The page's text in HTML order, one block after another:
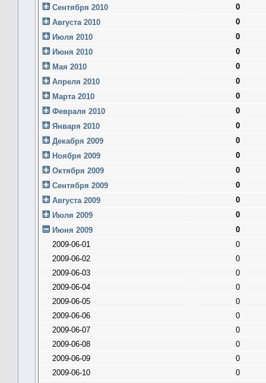
Сентября 2010
0
Августа 2010
0
Июля 2010
0
Июня 2010
0
Мая 2010
0
Апреля 2010
0
Марта 2010
0
Февраля 2010
0
Января 2010
0
Декабря 2009
0
Ноября 2009
0
Октября 2009
0
Сентября 2009
0
Августа 2009
0
Июля 2009
0
Июня 2009
0
2009-06-01
0
2009-06-02
0
2009-06-03
0
2009-06-04
0
2009-06-05
0
2009-06-06
0
2009-06-07
0
2009-06-08
0
2009-06-09
0
2009-06-10
0